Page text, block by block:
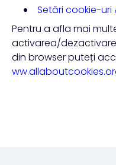
Setări cookie-uri
Pentru a afla mai
activarea/
din browser puteți